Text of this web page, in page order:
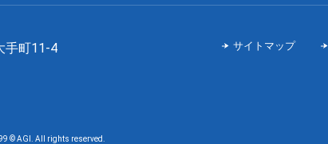
手町11-4
サイトマップ
© AGI. All rights reserved.